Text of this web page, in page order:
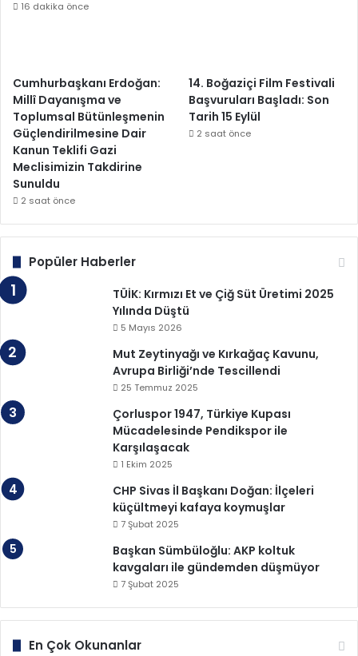
16 dakika önce
Cumhurbaşkanı Erdoğan:
Millî Dayanışma ve
Toplumsal Bütünleşmenin
Güçlendirilmesine Dair
Kanun Teklifi Gazi
Meclisimizin Takdirine
Sunuldu
2 saat önce
14. Boğaziçi Film Festivali
Başvuruları Başladı: Son
Tarih 15 Eylül
2 saat önce
Popüler Haberler
TÜİK: Kırmızı Et ve Çiğ Süt Üretimi 2025
Yılında Düştü
5 Mayıs 2026
Mut Zeytinyağı ve Kırkağaç Kavunu,
Avrupa Birliği’nde Tescillendi
25 Temmuz 2025
Çorluspor 1947, Türkiye Kupası
Mücadelesinde Pendikspor ile
Karşılaşacak
1 Ekim 2025
CHP Sivas İl Başkanı Doğan: İlçeleri
küçültmeyi kafaya koymuşlar
7 Şubat 2025
Başkan Sümbüloğlu: AKP koltuk
kavgaları ile gündemden düşmüyor
7 Şubat 2025
En Çok Okunanlar